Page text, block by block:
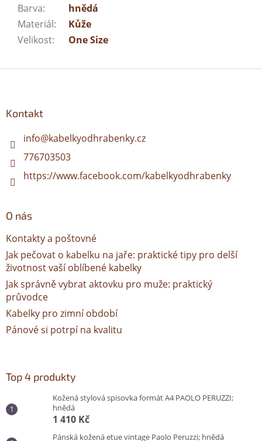
Barva:
hnědá
Materiál:
Kůže
Velikost: One Size
Kontakt
info@kabelkyodhrabenky.cz
776703503
https://www.facebook.com/kabelkyodhrabenky
O nás
Kontakty a poštovné
Jak pečovat o kabelku na jaře: praktické tipy pro delší
životnost vaší oblíbené kabelky
Jak správně vybrat aktovku pro muže: praktický
průvodce
Kabelky pro zimní období
Pánové si potrpí na kvalitu
Top 4 produkty
Kožená stylová spisovka formát A4 PAOLO PERUZZI;
hnědá
1 410 Kč
Pánská kožená etue vintage Paolo Peruzzi; hnědá